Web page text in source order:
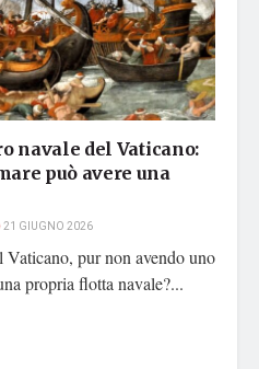
navale del Vaticano:
può avere una
21 GIUGNO 2026
Vaticano, pur non avendo uno
propria flotta navale?...